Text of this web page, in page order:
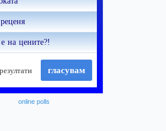
online polls